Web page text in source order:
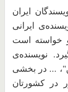
ایران
ایرانی
و خواسته است
نویسنده‌ی
... در بخشی
در کشورتان